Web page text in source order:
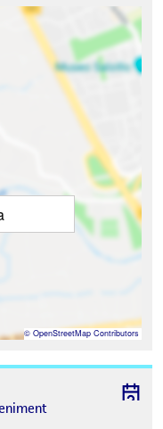
© OpenStreetMap Contributors